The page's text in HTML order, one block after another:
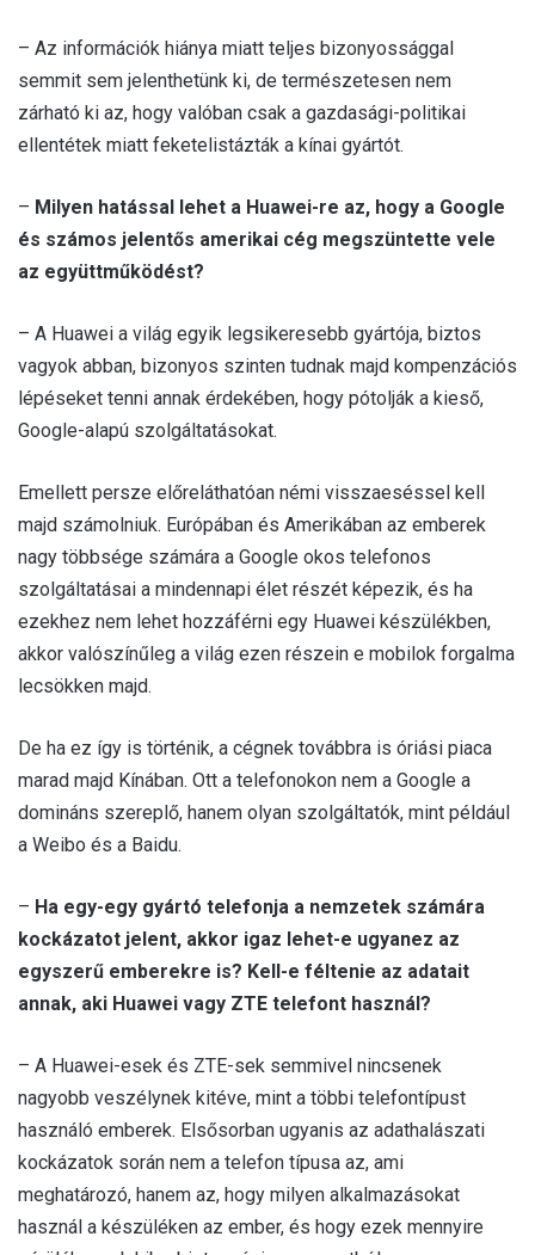
– Az információk hiánya miatt teljes bizonyossággal
semmit sem jelenthetünk ki, de természetesen nem
zárható ki az, hogy valóban csak a gazdasági-politikai
ellentétek miatt feketelistázták a kínai gyártót.
– Milyen hatással lehet a Huawei-re az, hogy a Google
és számos jelentős amerikai cég megszüntette vele
az együttműködést?
– A Huawei a világ egyik legsikeresebb gyártója, biztos
vagyok abban, bizonyos szinten tudnak majd kompenzációs
lépéseket tenni annak érdekében, hogy pótolják a kieső,
Google-alapú szolgáltatásokat.
Emellett persze előreláthatóan némi visszaeséssel kell
majd számolniuk. Európában és Amerikában az emberek
nagy többsége számára a Google okos telefonos
szolgáltatásai a mindennapi élet részét képezik, és ha
ezekhez nem lehet hozzáférni egy Huawei készülékben,
akkor valószínűleg a világ ezen részein e mobilok forgalma
lecsökken majd.
De ha ez így is történik, a cégnek továbbra is óriási piaca
marad majd Kínában. Ott a telefonokon nem a Google a
domináns szereplő, hanem olyan szolgáltatók, mint például
a Weibo és a Baidu.
– Ha egy-egy gyártó telefonja a nemzetek számára
kockázatot jelent, akkor igaz lehet-e ugyanez az
egyszerű emberekre is? Kell-e féltenie az adatait
annak, aki Huawei vagy ZTE telefont használ?
– A Huawei-esek és ZTE-sek semmivel nincsenek
nagyobb veszélynek kitéve, mint a többi telefontípust
használó emberek. Elsősorban ugyanis az adathalászati
kockázatok során nem a telefon típusa az, ami
meghatározó, hanem az, hogy milyen alkalmazásokat
használ a készüléken az ember, és hogy ezek mennyire